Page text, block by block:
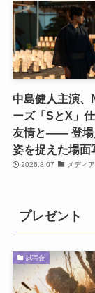
中島健人主演、
ーズ「SとX」仕
友情と―― 登場
姿を捉えた場面
2026.8.07 メディ
プレゼント
試写会